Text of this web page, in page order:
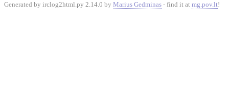
Generated by irclog2html.py 2.14.0 by Marius Gedminas - find it at mg.pov.lt!